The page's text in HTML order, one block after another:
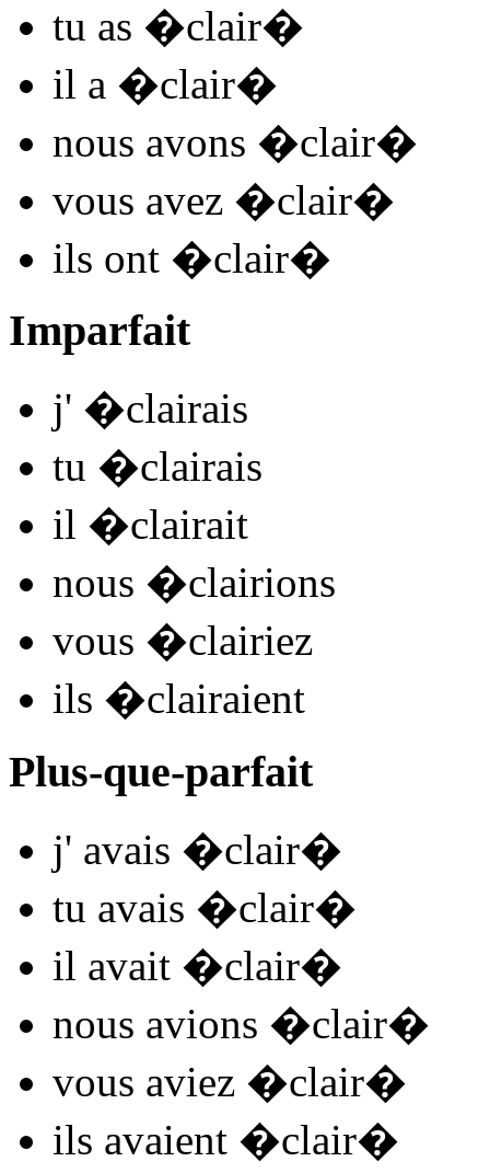
tu as �clair�
il a �clair�
nous avons �clair�
vous avez �clair�
ils ont �clair�
Imparfait
j' �clairais
tu �clairais
il �clairait
nous �clairions
vous �clairiez
ils �clairaient
Plus-que-parfait
j' avais �clair�
tu avais �clair�
il avait �clair�
nous avions �clair�
vous aviez �clair�
ils avaient �clair�